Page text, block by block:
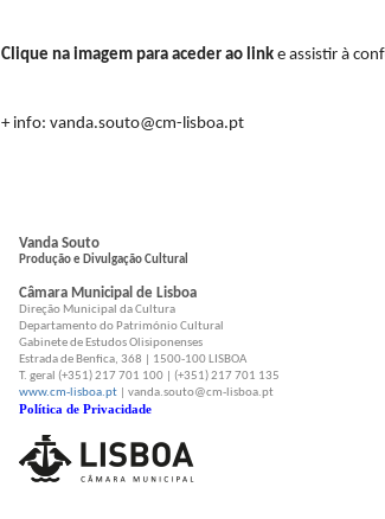
Clique na imagem para aceder ao link e assistir à
+ info: vanda.souto@cm-lisboa.pt
Vanda Souto
Produção e Divulgação Cultural
Câmara Municipal de Lisboa
Direção Municipal da Cultura
Departamento do Património Cultural
Gabinete de Estudos Olisiponenses
Estrada de Benfica, 368 | 1500-100 LISBOA
T. geral (+351) 217 701 100 | (+351) 217 701 135
www.cm-lisboa.pt | vanda.souto@cm-lisboa.pt
Política de Privacidade